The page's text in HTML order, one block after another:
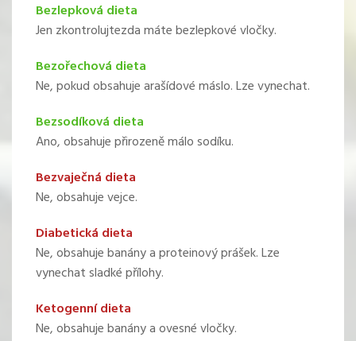
Bezlepková dieta
Jen zkontrolujtezda máte bezlepkové vločky.
Bezořechová dieta
Ne, pokud obsahuje arašídové máslo. Lze vynechat.
Bezsodíková dieta
Ano, obsahuje přirozeně málo sodíku.
Bezvaječná dieta
Ne, obsahuje vejce.
Diabetická dieta
Ne, obsahuje banány a proteinový prášek. Lze
vynechat sladké přílohy.
Ketogenní dieta
Ne, obsahuje banány a ovesné vločky.